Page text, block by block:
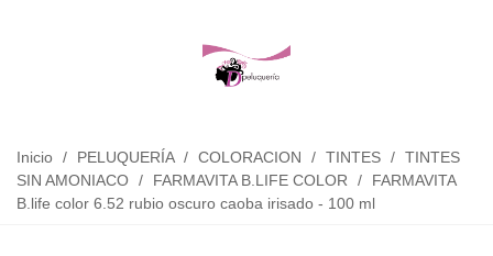
Inicio / PELUQUERÍA / COLORACION / TINTES / TINTES
SIN AMONIACO / FARMAVITA B.LIFE COLOR /
FARMAVITA
B.life color 6.52 rubio oscuro caoba irisado - 100 ml